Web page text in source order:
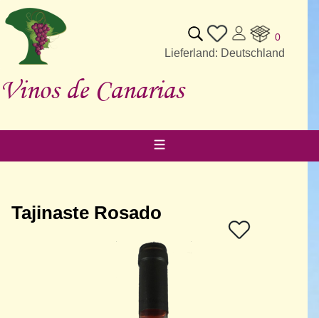
Vinos de Canarias
0
Lieferland: Deutschland
Tajinaste Rosado